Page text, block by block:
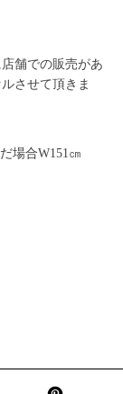
舗での販売があ
させて頂きま
場合W151㎝